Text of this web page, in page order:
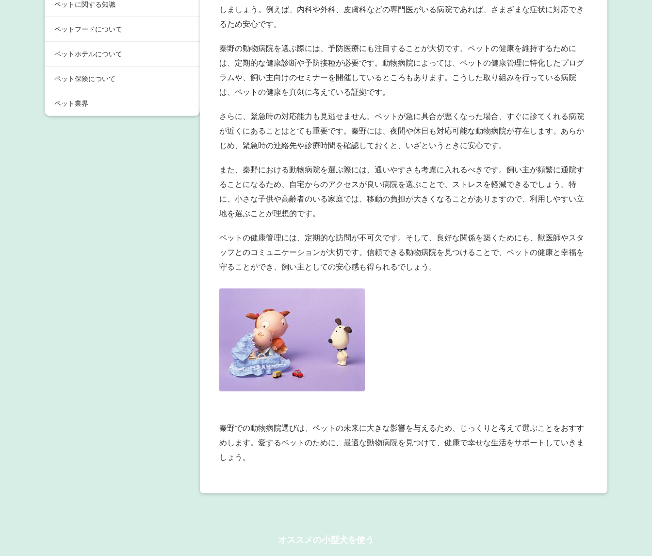
しましょう。例えば、内科や外科、皮膚科などの専門医がいる病院であれば、さまざまな症状に対応でき
るため安心です。
秦野の動物病院を選ぶ際には、予防医療にも注目することが大切です。ペットの健康を維持するために
は、定期的な健康診断や予防接種が必要です。動物病院によっては、ペットの健康管理に特化したプログ
ラムや、飼い主向けのセミナーを開催しているところもあります。こうした取り組みを行っている病院
は、ペットの健康を真剣に考えている証拠です。
さらに、緊急時の対応能力も見逃せません。ペットが急に具合が悪くなった場合、すぐに診てくれる病院
が近くにあることはとても重要です。秦野には、夜間や休日も対応可能な動物病院が存在します。あらか
じめ、緊急時の連絡先や診療時間を確認しておくと、いざというときに安心です。
また、秦野における動物病院を選ぶ際には、通いやすさも考慮に入れるべきです。飼い主が頻繁に通院す
ることになるため、自宅からのアクセスが良い病院を選ぶことで、ストレスを軽減できるでしょう。特
に、小さな子供や高齢者のいる家庭では、移動の負担が大きくなることがありますので、利用しやすい立
地を選ぶことが理想的です。
ペットの健康管理には、定期的な訪問が不可欠です。そして、良好な関係を築くためにも、獣医師やスタ
ッフとのコミュニケーションが大切です。信頼できる動物病院を見つけることで、ペットの健康と幸福を
守ることができ、飼い主としての安心感も得られるでしょう。
秦野での動物病院選びは、ペットの未来に大きな影響を与えるため、じっくりと考えて選ぶことをおすす
めします。愛するペットのために、最適な動物病院を見つけて、健康で幸せな生活をサポートしていきま
しょう。
ペットに関する知識
ペットフードについて
ペットホテルについて
ペット保険について
ペット業界
オススメの小型犬を使う